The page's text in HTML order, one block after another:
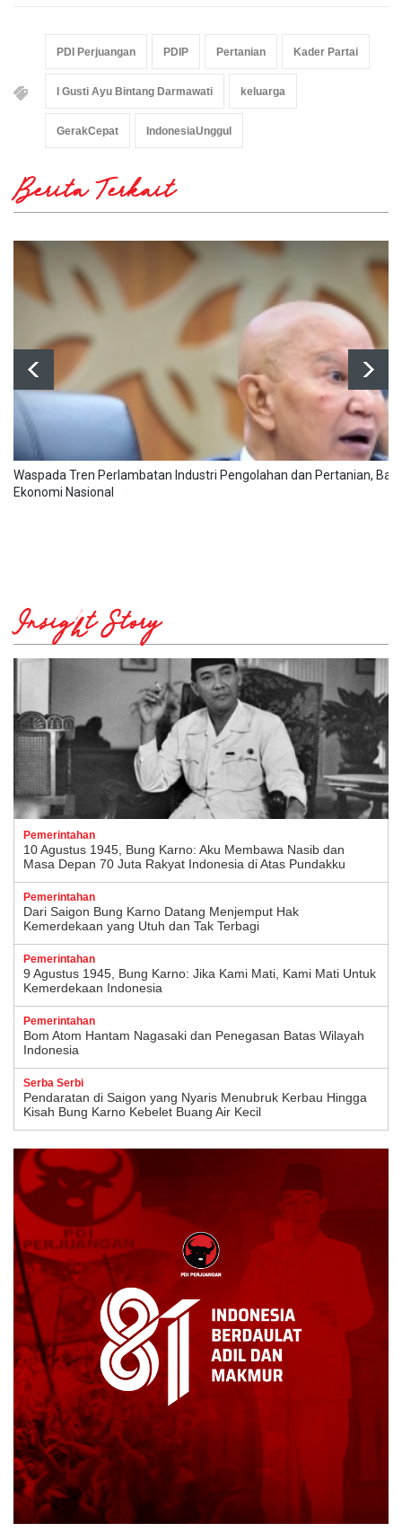
PDI Perjuangan PDIP Pertanian Kader Partai
I Gusti Ayu Bintang Darmawati keluarga
GerakCepat IndonesiaUnggul
Berita Terkait
Waspada Tren Perlambatan Industri Pengolahan dan Pertanian,
Ekonomi Nasional
Insight Story
Pemerintahan
10 Agustus 1945, Bung Karno: Aku Membawa Nasib dan
Masa Depan 70 Juta Rakyat Indonesia di Atas Pundakku
Pemerintahan
Dari Saigon Bung Karno Datang Menjemput Hak
Kemerdekaan yang Utuh dan Tak Terbagi
Pemerintahan
9 Agustus 1945, Bung Karno: Jika Kami Mati, Kami Mati Untuk
Kemerdekaan Indonesia
Pemerintahan
Bom Atom Hantam Nagasaki dan Penegasan Batas Wilayah
Indonesia
Serba Serbi
Pendaratan di Saigon yang Nyaris Menubruk Kerbau Hingga
Kisah Bung Karno Kebelet Buang Air Kecil